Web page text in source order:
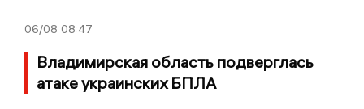
06/08 08:47
Владимирская область подверглась
атаке украинских БПЛА